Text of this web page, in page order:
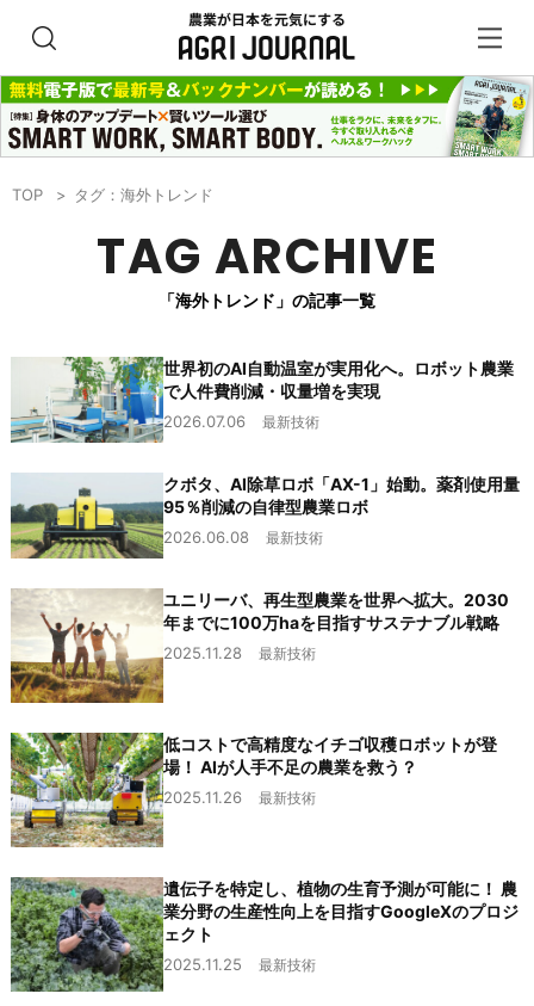
TOP タグ：海外トレンド
TAG ARCHIVE
「海外トレンド」の記事一覧
世界初のAI自動温室が実用化へ。ロボット農業
で人件費削減・収量増を実現
2026.07.06 最新技術
クボタ、AI除草ロボ「AX-1」始動。薬剤使用量
95％削減の自律型農業ロボ
2026.06.08 最新技術
ユニリーバ、再生型農業を世界へ拡大。2030
年までに100万haを目指すサステナブル戦略
2025.11.28 最新技術
低コストで高精度なイチゴ収穫ロボットが登
場！ AIが人手不足の農業を救う？
2025.11.26 最新技術
遺伝子を特定し、植物の生育予測が可能に！ 農
業分野の生産性向上を目指すGoogleXのプロジ
ェクト
2025.11.25 最新技術